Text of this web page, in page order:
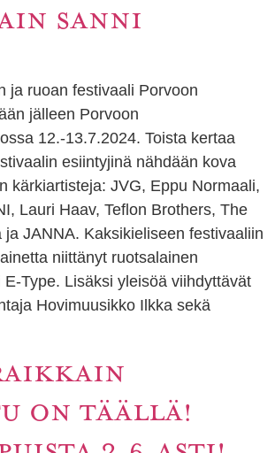
SANNI
ja ruoan festivaali Porvoon
jälleen Porvoon
12.-13.7.2024. Toista kertaa
esiintyjinä nähdään kova
kärkiartisteja: JVG, Eppu Normaali,
Lauri Haav, Teflon Brothers, The
ja JANNA. Kaksikieliseen festivaaliin
niittänyt ruotsalainen
Type. Lisäksi yleisöä viihdyttävät
Hovimuusikko Ilkka sekä
ON TÄÄLLÄ!